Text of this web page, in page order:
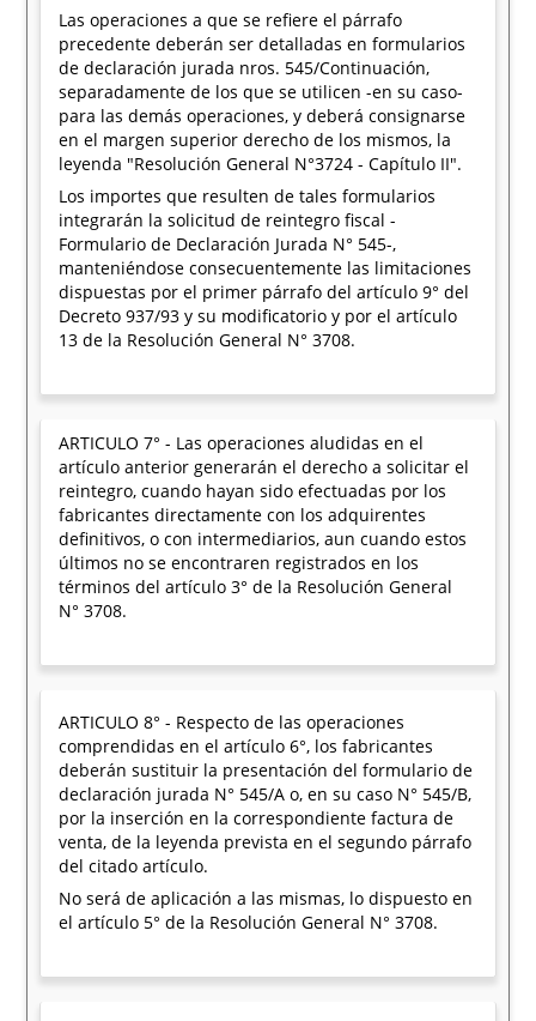
Las operaciones a que se refiere el párrafo
precedente deberán ser detalladas en formularios
de declaración jurada nros. 545/Continuación,
separadamente de los que se utilicen -en su caso-
para las demás operaciones, y deberá consignarse
en el margen superior derecho de los mismos, la
leyenda "Resolución General N°3724 - Capítulo II".
Los importes que resulten de tales formularios
integrarán la solicitud de reintegro fiscal -
Formulario de Declaración Jurada N° 545-,
manteniéndose consecuentemente las limitaciones
dispuestas por el primer párrafo del artículo 9° del
Decreto 937/93 y su modificatorio y por el artículo
13 de la Resolución General N° 3708.
ARTICULO 7° - Las operaciones aludidas en el
artículo anterior generarán el derecho a solicitar el
reintegro, cuando hayan sido efectuadas por los
fabricantes directamente con los adquirentes
definitivos, o con intermediarios, aun cuando estos
últimos no se encontraren registrados en los
términos del artículo 3° de la Resolución General
N° 3708.
ARTICULO 8° - Respecto de las operaciones
comprendidas en el artículo 6°, los fabricantes
deberán sustituir la presentación del formulario de
declaración jurada N° 545/A o, en su caso N° 545/B,
por la inserción en la correspondiente factura de
venta, de la leyenda prevista en el segundo párrafo
del citado artículo.
No será de aplicación a las mismas, lo dispuesto en
el artículo 5° de la Resolución General N° 3708.